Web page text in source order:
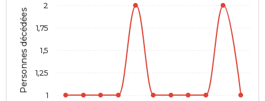
Personnes décédées
1
1,25
1,5
1,75
2